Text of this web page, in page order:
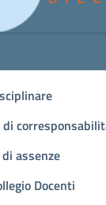
assenze
Docenti